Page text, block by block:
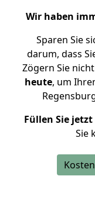
Wir haben
Sparen Sie
darum, dass
Zögern Sie
heute, um
Füllen Sie
Sie